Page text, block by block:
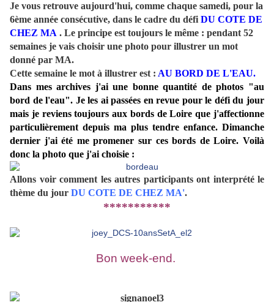
Je vous retrouve aujourd'hui, comme chaque samedi, pour la
6ème année consécutive, dans le cadre du défi DU COTE DE
CHEZ MA . Le principe est toujours le même : pendant 52
semaines je vais choisir une photo pour illustrer un mot
donné par MA.
Cette semaine le mot à illustrer est : AU BORD DE L'EAU.
Dans mes archives j'ai une bonne quantité de photos "au
bord de l'eau". Je les ai passées en revue pour le défi du jour
mais je reviens toujours aux bords de Loire que j'affectionne
particulièrement depuis ma plus tendre enfance. Dimanche
dernier j'ai été me promener sur ces bords de Loire. Voilà
donc la photo que j'ai choisie :
Allons voir comment les autres participants ont interprété le
thème du jour DU COTE DE CHEZ MA'.
***********
Bon week-end.